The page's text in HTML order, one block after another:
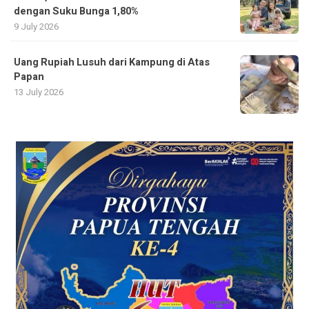
dengan Suku Bunga 1,80%
9 July 2026
Uang Rupiah Lusuh dari Kampung di Atas
Papan
13 July 2026